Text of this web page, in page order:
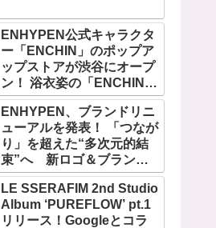
ENHYPEN公式キャラクタ
ー「ENCHIN」のポップア
ップストアが渋谷にオープ
ン！ 浴衣姿の「ENCHIN」
が登場
ENHYPEN、ブランドリニ
ューアルを発表！ 「つなが
り」を超えた“多次元的結
束”へ 新ロゴ＆ブランド
フィルム公開
LE SSERAFIM 2nd Studio
Album ‘PUREFLOW’ pt.1
リリース！Googleとコラ